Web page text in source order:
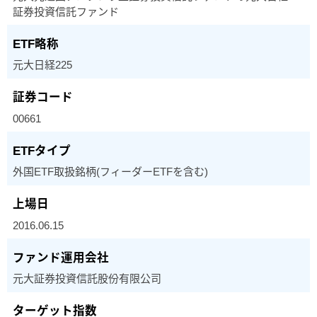
証券投資信託ファンド
元大日経225
00661
外国ETF取扱銘柄(フィーダーETFを含む)
2016.06.15
元大証券投資信託股份有限公司